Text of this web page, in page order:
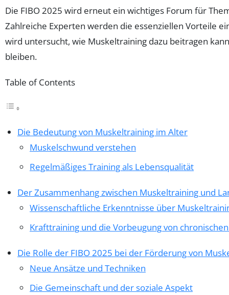
Die FIBO 2025 wird erneut ein wichtiges Forum für
Zahlreiche Experten werden die essenziellen Vorteile
wird untersucht, wie Muskeltraining dazu beitragen
bleiben.
Table of Contents
Die Bedeutung von Muskeltraining im Alter
Muskelschwund verstehen
Regelmäßiges Training als Lebensqualität
Der Zusammenhang zwischen Muskeltraining und
Wissenschaftliche Erkenntnisse über
Krafttraining und die Vorbeugung von
Die Rolle der FIBO 2025 bei der Förderung von
Neue Ansätze und Techniken
Die Gemeinschaft und der soziale Aspekt